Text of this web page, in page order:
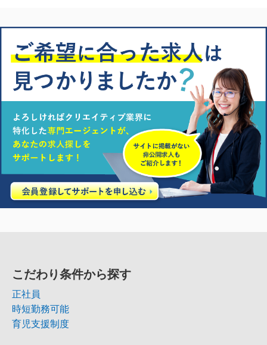
こだわり条件から探す
正社員
時短勤務可能
育児支援制度